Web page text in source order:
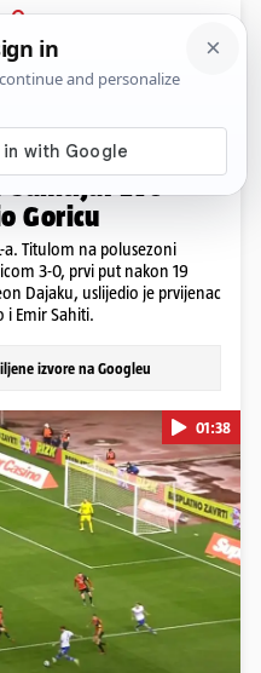
PRIJAVA
Komentari
prvi gol
Sahitija. Evo
Goricu
a. Titulom na polusezoni
3-0, prvi put nakon 19
Dajaku, uslijedio je prvijenac
i Emir Sahiti.
izvore na Googleu
01:38